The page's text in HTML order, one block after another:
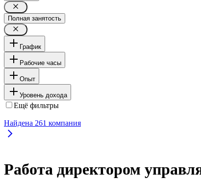
Полная занятость
График
Рабочие часы
Опыт
Уровень дохода
Ещё фильтры
Найдена 261 компания
Работа директором